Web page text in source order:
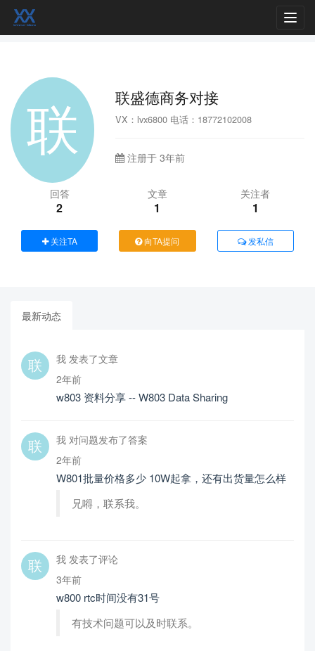
联盛德商务对接
VX：lvx6800 电话：18772102008
注册于 3年前
回答
2
文章
1
关注者
1
关注TA 向TA提问 发私信
最新动态
我 发表了文章
2年前
w803 资料分享 -- W803 Data Sharing
我 对问题发布了答案
2年前
W801批量价格多少 10W起拿，还有出货量怎么样
兄嘚，联系我。
我 发表了评论
3年前
w800 rtc时间没有31号
有技术问题可以及时联系。